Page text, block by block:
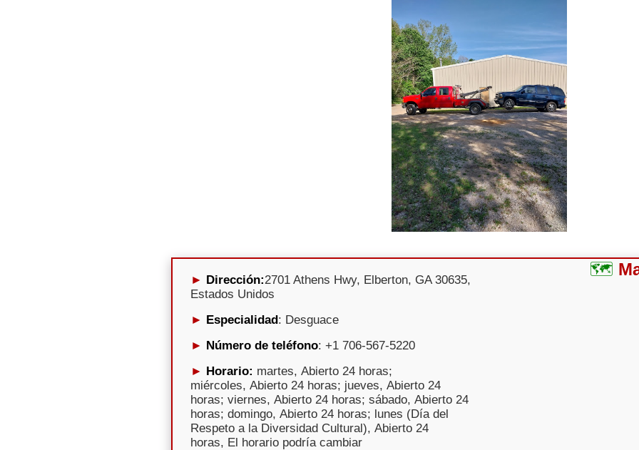
Dirección:2701 Athens Hwy, Elberton, GA 30635,
Estados Unidos
Especialidad: Desguace
Número de teléfono: +1 706-567-5220
Horario: martes, Abierto 24 horas;
miércoles, Abierto 24 horas; jueves, Abierto 24
horas; viernes, Abierto 24 horas; sábado, Abierto 24
horas; domingo, Abierto 24 horas; lunes (Día del
Respeto a la Diversidad Cultural), Abierto 24
horas, El horario podría cambiar